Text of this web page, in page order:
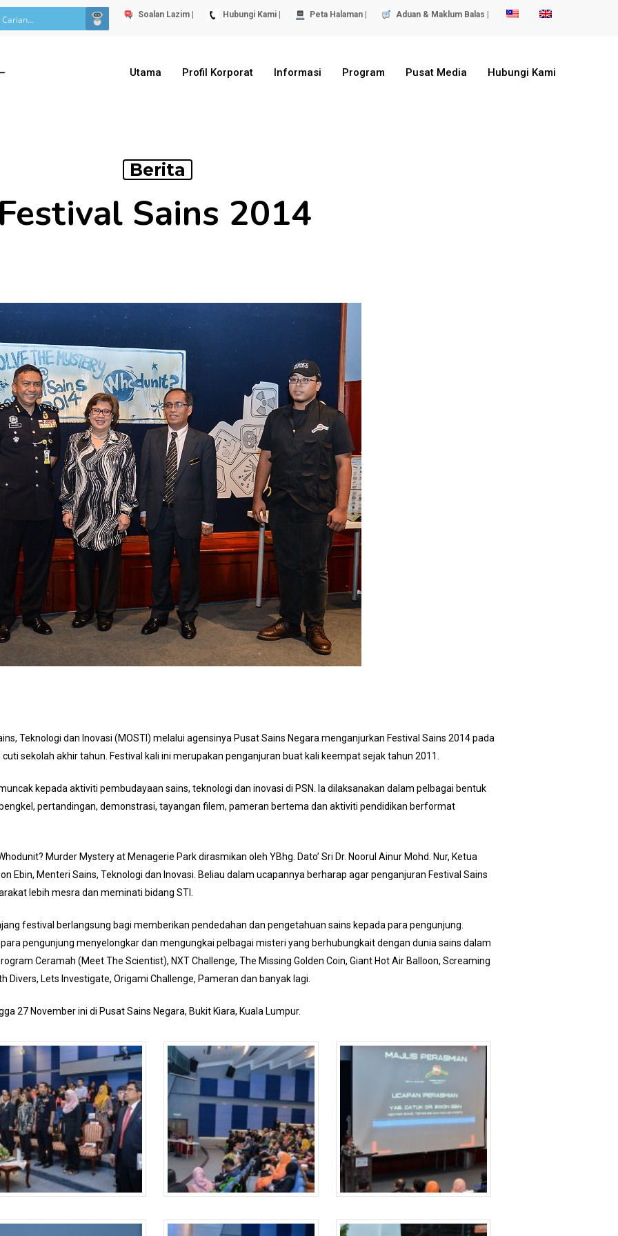
Soalan Lazim | Hubungi Kami | Peta Halaman | Aduan & Maklum Balas |
Utama Profil Korporat Informasi Program Pusat Media Hubungi Kami
Berita
Sains 2014
Teknologi dan Inovasi (MOSTI) melalui agensinya Pusat Sains Negara menganjurkan Festival Sains 2014 pada
sekolah akhir tahun. Festival kali ini merupakan penganjuran buat kali keempat sejak tahun 2011.
kepada aktiviti pembudayaan sains, teknologi dan inovasi di PSN. Ia dilaksanakan dalam pelbagai bentuk
pertandingan, demonstrasi, tayangan filem, pameran bertema dan aktiviti pendidikan berformat
Murder Mystery at Menagerie Park dirasmikan oleh YBhg. Dato’ Sri Dr. Noorul Ainur Mohd. Nur, Ketua
Ebin, Menteri Sains, Teknologi dan Inovasi. Beliau dalam ucapannya berharap agar penganjuran Festival Sains
lebih mesra dan meminati bidang STI.
festival berlangsung bagi memberikan pendedahan dan pengetahuan sains kepada para pengunjung.
pengunjung menyelongkar dan mengungkai pelbagai misteri yang berhubungkait dengan dunia sains dalam
Ceramah (Meet The Scientist), NXT Challenge, The Missing Golden Coin, Giant Hot Air Balloon, Screaming
Divers, Lets Investigate, Origami Challenge, Pameran dan banyak lagi.
27 November ini di Pusat Sains Negara, Bukit Kiara, Kuala Lumpur.